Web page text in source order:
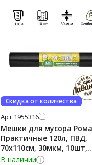
Скидка от количества
Арт.1955316
Мешки для мусора
Практичные 120л, ПВД,
70х110см, 30мкм, 10шт,
черного цвета, в
В наличии